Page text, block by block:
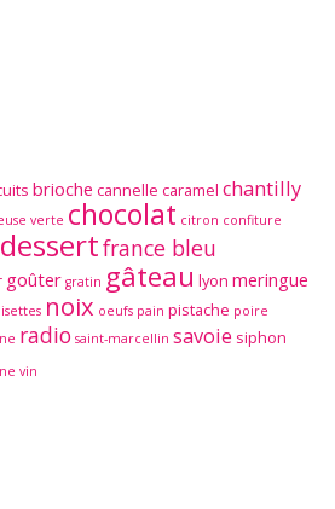
brioche cannelle caramel chantilly
verte chocolat citron confiture
dessertfrance bleu
goûter gratin gâteau lyon meringue
noix oeufs pain pistache poire
radio saint-marcellin savoie siphon
vin